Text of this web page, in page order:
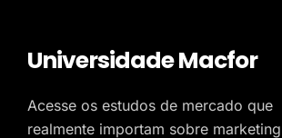
Universidade Macfor
Acesse os estudos de mercado que
realmente importam sobre